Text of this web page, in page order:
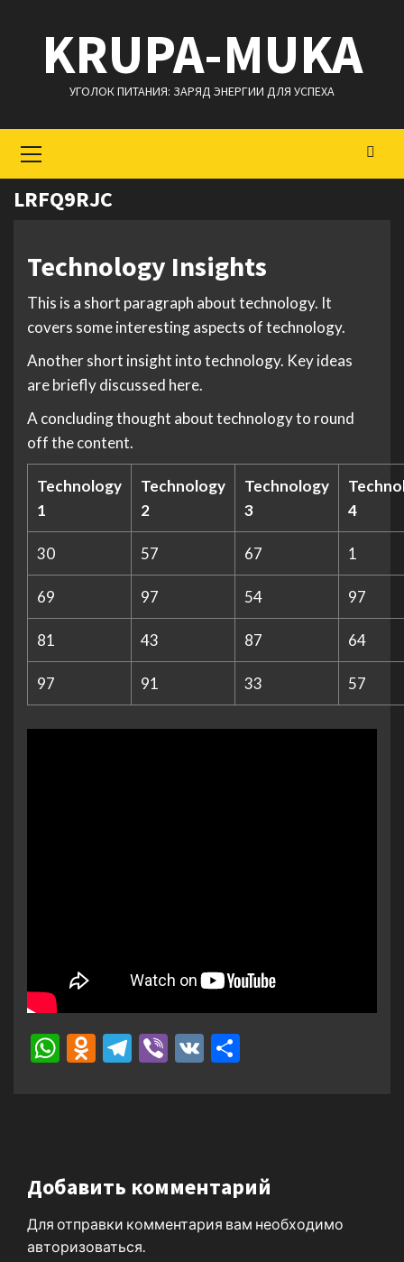
содержимому
KRUPA-MUKA
УГОЛОК ПИТАНИЯ: ЗАРЯД ЭНЕРГИИ ДЛЯ УСПЕХА
меню
LRFQ9RJC
Technology Insights
This is a short paragraph about technology. It
covers some interesting aspects of technology.
Another short insight into technology. Key ideas
are briefly discussed here.
A concluding thought about technology to round
off the content.
Technology
1
Technology
2
Technology
3
4
30 57 67 1
69 97 54 97
81 43 87 64
97 91 33 57
WhatsApp
Odnoklassniki
Telegram
Viber
VK
Добавить комментарий
Для отправки комментария вам необходимо
авторизоваться